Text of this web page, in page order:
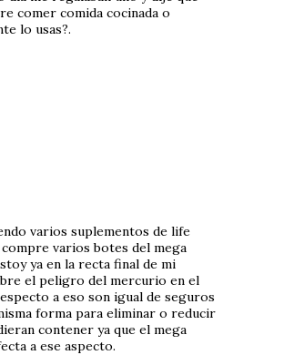
comer comida cocinada o
lo usas?.
varios suplementos de life
varios botes del mega
ya en la recta final de mi
el peligro del mercurio en el
a eso son igual de seguros
forma para eliminar o reducir
contener ya que el mega
a ese aspecto.